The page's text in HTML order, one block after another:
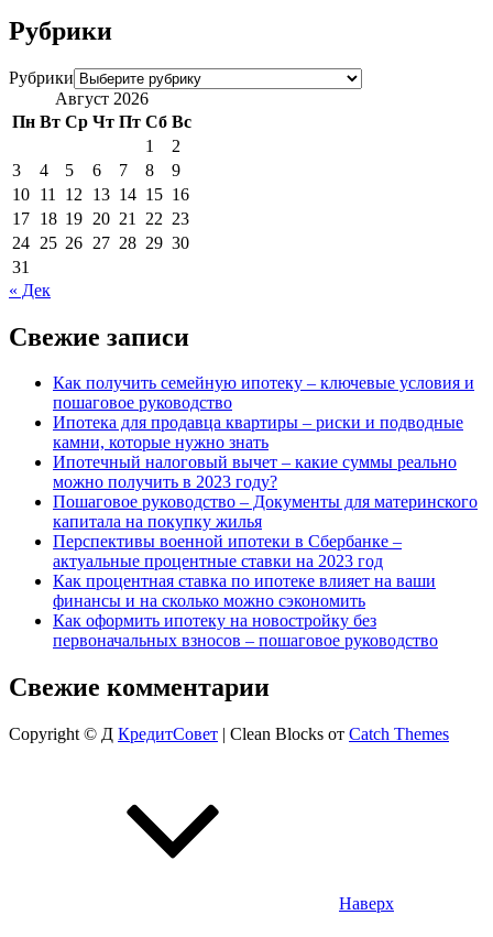
Рубрики
Рубрики
Август 2026
Пн Вт Ср Чт Пт Сб Вс
1
2
3
4 5 6 7 8
9
10 11 12 13 14 15 16
17 18 19 20 21 22 23
24 25 26 27 28 29 30
31
« Дек
Свежие записи
Как получить семейную ипотеку – ключевые условия и
пошаговое руководство
Ипотека для продавца квартиры – риски и подводные
камни, которые нужно знать
Ипотечный налоговый вычет – какие суммы реально
можно получить в 2023 году?
Пошаговое руководство – Документы для материнского
капитала на покупку жилья
Перспективы военной ипотеки в Сбербанке –
актуальные процентные ставки на 2023 год
Как процентная ставка по ипотеке влияет на ваши
финансы и на сколько можно сэкономить
Как оформить ипотеку на новостройку без
первоначальных взносов – пошаговое руководство
Свежие комментарии
Copyright © Д КредитСовет | Clean Blocks от Catch Themes
Наверх